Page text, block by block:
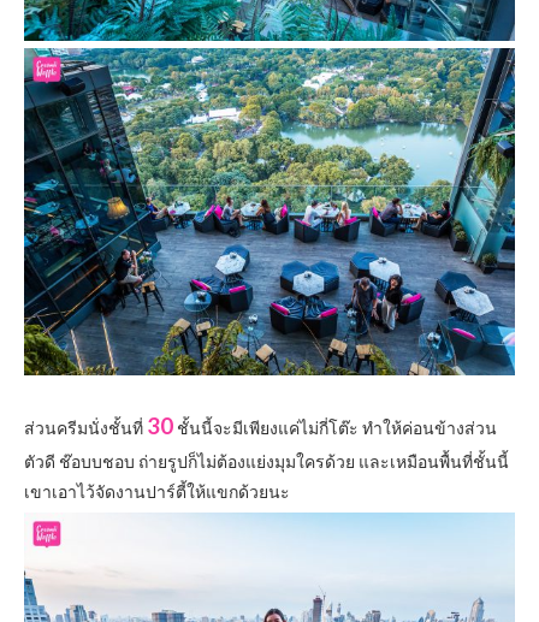
ส่วนครีมนั่งชั้นที่ 30 ชั้นนี้จะมีเพียงแค่ไม่กี่โต๊ะ ทำให้ค่อนข้างส่วน
ตัวดี ช๊อบบชอบ ถ่ายรูปก็ไม่ต้องแย่งมุมใครด้วย และเหมือนพื้นที่ชั้นนี้
เขาเอาไว้จัดงานปาร์ตี้ให้แขกด้วยนะ